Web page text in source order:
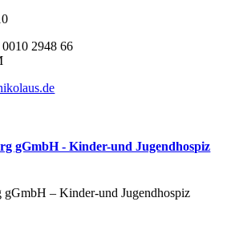
2948 66
gGmbH - Kinder-und Jugendhospiz
gGmbH – Kinder-und Jugendhospiz